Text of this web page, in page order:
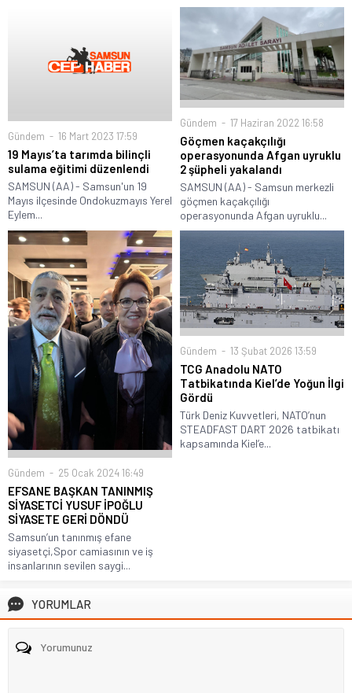
Gündem 16 Mart 2023 17:59
19 Mayıs’ta tarımda bilinçli
sulama eğitimi düzenlendi
SAMSUN (AA) - Samsun'un 19
Mayıs ilçesinde Ondokuzmayıs Yerel
Eylem...
Gündem 17 Haziran 2022 16:58
Göçmen kaçakçılığı
operasyonunda Afgan uyruklu
2 şüpheli yakalandı
SAMSUN (AA) - Samsun merkezli
göçmen kaçakçılığı
operasyonunda Afgan uyruklu...
Gündem 25 Ocak 2024 16:49
EFSANE BAŞKAN TANINMIŞ
SİYASETCİ YUSUF İPOĞLU
SİYASETE GERİ DÖNDÜ
Samsun’un tanınmış efane
siyasetçi,Spor camiasının ve iş
insanlarının sevilen saygi...
Gündem 13 Şubat 2026 13:59
TCG Anadolu NATO
Tatbikatında Kiel’de Yoğun İlgi
Gördü
Türk Deniz Kuvvetleri, NATO’nun
STEADFAST DART 2026 tatbikatı
kapsamında Kiel’e...
YORUMLAR